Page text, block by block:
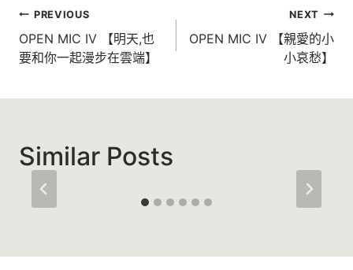
文
章
導
覽
PREVIOUS
OPEN MIC IV 【明天,也
要和你一起漫步在雲端】
NEXT
OPEN MIC IV 【親愛的小
小哀愁】
Similar Posts